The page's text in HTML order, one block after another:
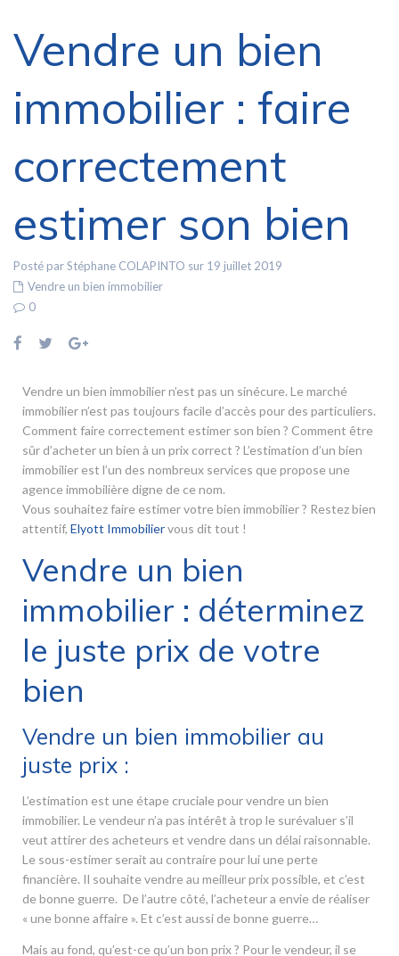
Vendre un bien
immobilier : faire
correctement
estimer son bien
Posté par Stéphane COLAPINTO sur 19 juillet 2019
Vendre un bien immobilier
0
Vendre un bien immobilier n’est pas un sinécure. Le marché
immobilier n’est pas toujours facile d’accès pour des particuliers.
Comment faire correctement estimer son bien ? Comment être
sûr d’acheter un bien à un prix correct ? L’estimation d’un bien
immobilier est l’un des nombreux services que propose une
agence immobilière digne de ce nom.
Vous souhaitez faire estimer votre bien immobilier ? Restez bien
attentif, Elyott Immobiliervous dit tout !
Vendre un bien
immobilier : déterminez
le juste prix de votre
bien
Vendre un bien immobilier au
juste prix :
L’estimation est une étape cruciale pour vendre un bien
immobilier. Le vendeur n’a pas intérêt à trop le surévaluer s’il
veut attirer des acheteurs et vendre dans un délai raisonnable.
Le sous-estimer serait au contraire pour lui une perte
financière. Il souhaite vendre au meilleur prix possible, et c’est
de bonne guerre. De l’autre côté, l’acheteur a envie de réaliser
« une bonne affaire ». Et c’est aussi de bonne guerre…
Mais au fond, qu’est-ce qu’un bon prix ? Pour le vendeur, il se